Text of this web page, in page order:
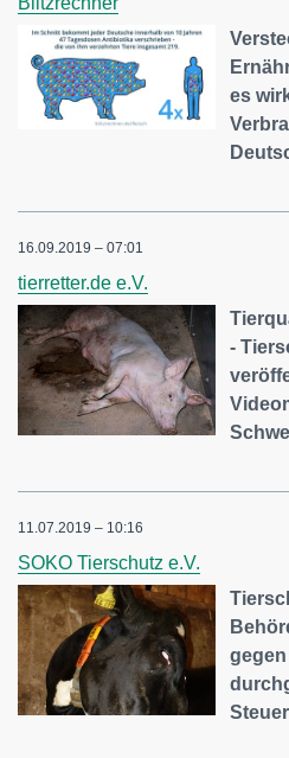
es
16.09.2019 – 07:01
tierretter.de e.V.
-
11.07.2019 – 10:16
SOKO Tierschutz e.V.